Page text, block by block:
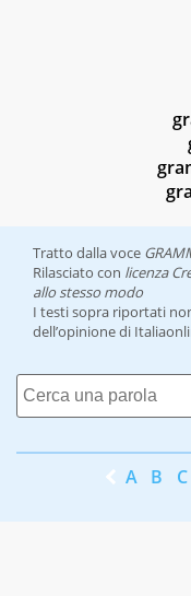
Tratto dalla voce
Rilasciato con licenza
allo stesso modo
I testi sopra riportati
dell’opinione di
A B C